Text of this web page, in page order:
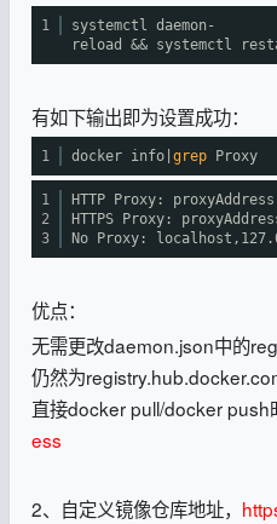
1
systemctl daemon-
reload && systemctl
有如下输出即为设置成功：
1 docker info| grep Proxy
1
2
3
HTTP Proxy: proxyAddress
HTTPS Proxy:
No Proxy:
优点：
无需更改daemon.json中的
仍然为
直接docker pull/docker push
ess
2、自定义镜像仓库地址，